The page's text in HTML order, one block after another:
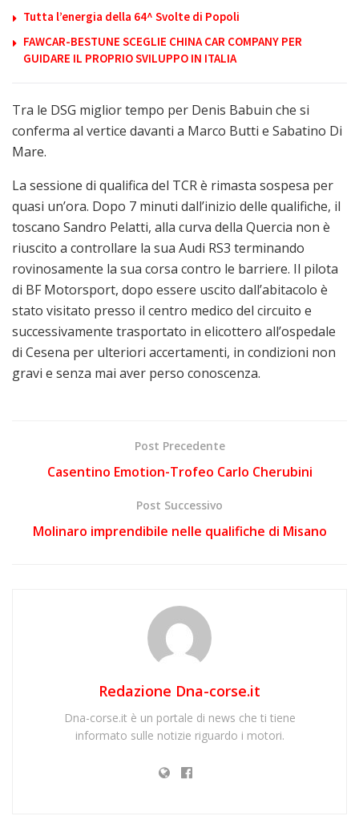
Tutta l’energia della 64^ Svolte di Popoli
FAWCAR-BESTUNE SCEGLIE CHINA CAR COMPANY PER
GUIDARE IL PROPRIO SVILUPPO IN ITALIA
Tra le DSG miglior tempo per Denis Babuin che si
conferma al vertice davanti a Marco Butti e Sabatino Di
Mare.
La sessione di qualifica del TCR è rimasta sospesa per
quasi un’ora. Dopo 7 minuti dall’inizio delle qualifiche, il
toscano Sandro Pelatti, alla curva della Quercia non è
riuscito a controllare la sua Audi RS3 terminando
rovinosamente la sua corsa contro le barriere. Il pilota
di BF Motorsport, dopo essere uscito dall’abitacolo è
stato visitato presso il centro medico del circuito e
successivamente trasportato in elicottero all’ospedale
di Cesena per ulteriori accertamenti, in condizioni non
gravi e senza mai aver perso conoscenza.
Post Precedente
Casentino Emotion-Trofeo Carlo Cherubini
Post Successivo
Molinaro imprendibile nelle qualifiche di Misano
Redazione Dna-corse.it
Dna-corse.it è un portale di news che ti tiene
informato sulle notizie riguardo i motori.